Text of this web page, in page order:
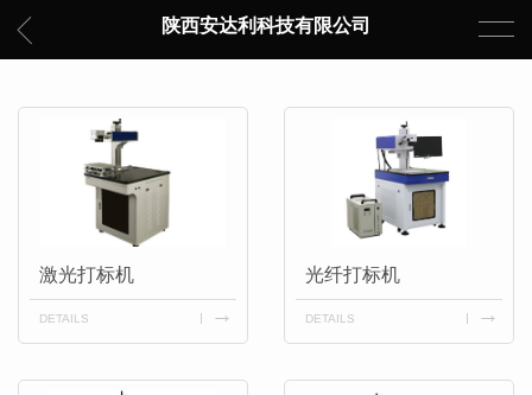
陕西安达利科技有限公司
激光打标机
DETAILS
光纤打标机
DETAILS